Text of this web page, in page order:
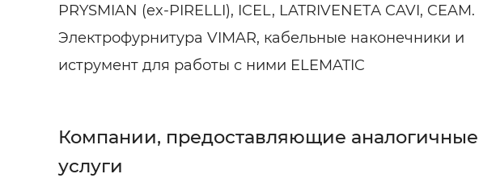
PRYSMIAN (ex-PIRELLI), ICEL, LATRIVENETА CAVI, CEAM.
Электрофурнитура VIMAR, кабельные наконечники и
иструмент для работы с ними ELEMATIC
Компании, предоставляющие аналогичные
услуги